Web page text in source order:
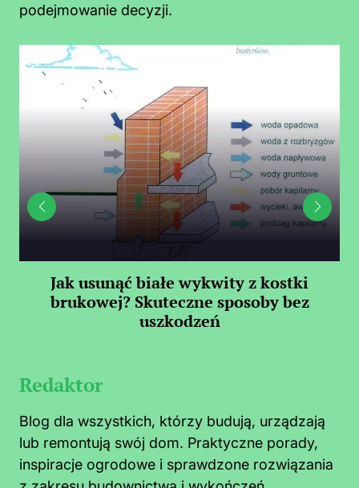
podejmowanie decyzji.
Jak usunąć białe wykwity z kostki
brukowej? Skuteczne sposoby bez
uszkodzeń
Redaktor
Blog dla wszystkich, którzy budują, urządzają
lub remontują swój dom. Praktyczne porady,
inspiracje ogrodowe i sprawdzone rozwiązania